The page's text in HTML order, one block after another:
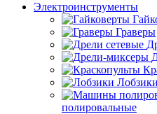
Электроинструменты
Граверы
Лобзики
полировальные